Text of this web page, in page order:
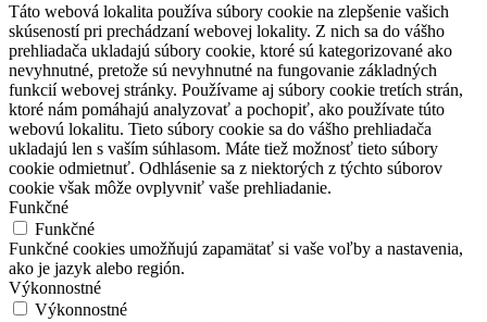
Táto webová lokalita používa súbory cookie na zlepšenie vašich
skúseností pri prechádzaní webovej lokality. Z nich sa do vášho
prehliadača ukladajú súbory cookie, ktoré sú kategorizované ako
nevyhnutné, pretože sú nevyhnutné na fungovanie základných
funkcií webovej stránky. Používame aj súbory cookie tretích strán,
ktoré nám pomáhajú analyzovať a pochopiť, ako používate túto
webovú lokalitu. Tieto súbory cookie sa do vášho prehliadača
ukladajú len s vaším súhlasom. Máte tiež možnosť tieto súbory
cookie odmietnuť. Odhlásenie sa z niektorých z týchto súborov
cookie však môže ovplyvniť vaše prehliadanie.
Funkčné
Funkčné
Funkčné cookies umožňujú zapamätať si vaše voľby a nastavenia,
ako je jazyk alebo región.
Výkonnostné
Výkonnostné